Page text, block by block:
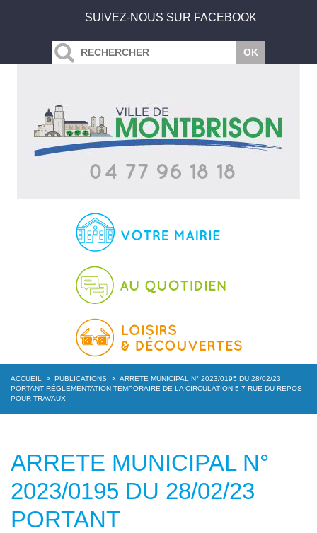
SUIVEZ-NOUS SUR FACEBOOK
ACCUEIL > PUBLICATIONS > ARRETE MUNICIPAL N° 2023/0195 DU 28/02/23
PORTANT RÉGLEMENTATION TEMPORAIRE DE LA CIRCULATION 5-7 RUE DU REPOS
POUR TRAVAUX
ARRETE MUNICIPAL N°
2023/0195 DU 28/02/23
PORTANT